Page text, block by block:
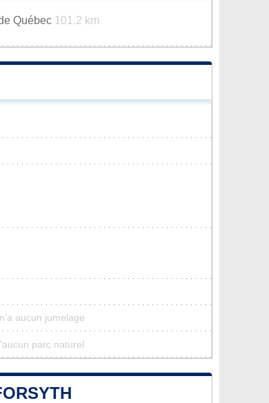
Québec 101.2 km
aucun jumelage
parc naturel